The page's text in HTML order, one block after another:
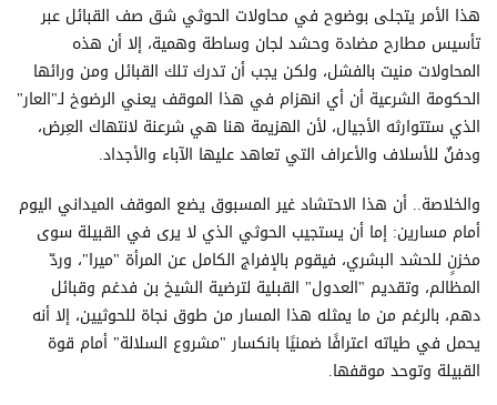
هذا الأمر يتجلى بوضوح في محاولات الحوثي شق صف القبائل عبر
تأسيس مطارح مضادة وحشد لجان وساطة وهمية، إلا أن هذه
المحاولات منيت بالفشل، ولكن يجب أن تدرك تلك القبائل ومن ورائها
الحكومة الشرعية أن أي انهزام في هذا الموقف يعني الرضوخ لـ"العار"
الذي ستتوارثه الأجيال، لأن الهزيمة هنا هي شرعنة لانتهاك العِرض،
ودفنٌ للأسلاف والأعراف التي تعاهد عليها الآباء والأجداد.
والخلاصة.. أن هذا الاحتشاد غير المسبوق يضع الموقف الميداني اليوم
أمام مسارين: إما أن يستجيب الحوثي الذي لا يرى في القبيلة سوى
مخزنٍ للحشد البشري، فيقوم بالإفراج الكامل عن المرأة "ميرا"، وردّ
المظالم، وتقديم "العدول" القبلية لترضية الشيخ بن فدغم وقبائل
دهم، بالرغم من ما يمثله هذا المسار من طوق نجاة للحوثيين، إلا أنه
يحمل في طياته اعترافًا ضمنيًا بانكسار "مشروع السلالة" أمام قوة
القبيلة وتوحد موقفها.